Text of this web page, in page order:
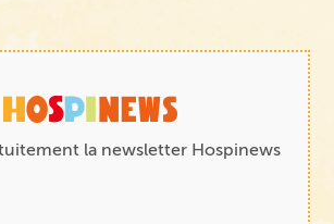
la newsletter Hospinews